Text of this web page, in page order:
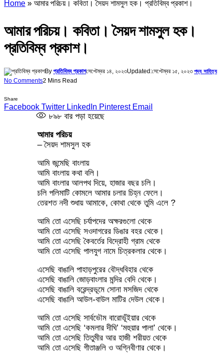
Home » আমার পরিচয়। কবিতা। সৈয়দ শামসুল হক। প্রতিবিম্ব প্রকাশ।
আমার পরিচয়। কবিতা। সৈয়দ শামসুল হক।
প্রতিবিম্ব প্রকাশ।
By প্রতিবিম্ব প্রকাশসেপ্টেম্বর ১৪, ২০২৩Updated:সেপ্টেম্বর ১৫, ২০২৩ পদ্য সাহিত্য
No Comments2 Mins Read
Share
Facebook Twitter LinkedIn Pinterest Email
৮৯৮ বার পড়া হয়েছে
আমার পরিচয়
– সৈয়দ শামসুল হক
আমি জন্মেছি বাংলায়
আমি বাংলায় কথা বলি।
আমি বাংলার আলপথ দিয়ে, হাজার বছর চলি।
চলি পলিমাটি কোমলে আমার চলার চিহ্ন ফেলে।
তেরশত নদী শুধায় আমাকে, কোথা থেকে তুমি এলে ?
আমি তো এসেছি চর্যাপদের অক্ষরগুলো থেকে
আমি তো এসেছি সওদাগরের ডিঙার বহর থেকে।
আমি তো এসেছি কৈবর্তের বিদ্রোহী গ্রাম থেকে
আমি তো এসেছি পালযুগ নামে চিত্রকলার থেকে।
এসেছি বাঙালি পাহাড়পুরের বৌদ্ধবিহার থেকে
এসেছি বাঙালি জোড়বাংলার মন্দির বেদি থেকে।
এসেছি বাঙালি বরেন্দ্রভূমে সোনা মসজিদ থেকে
এসেছি বাঙালি আউল-বাউল মাটির দেউল থেকে।
আমি তো এসেছি সার্বভৌম বারোভূঁইয়ার থেকে
আমি তো এসেছি ‘কমলার দীঘি’ ‘মহুয়ার পালা’ থেকে।
আমি তো এসেছি তিতুমীর আর হাজী শরীয়ত থেকে
আমি তো এসেছি গীতাঞ্জলি ও অগ্নিবীণার থেকে।